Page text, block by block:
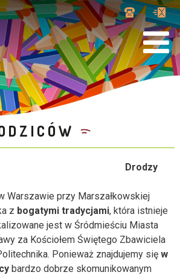
Warszawie przy Marszałkowskiej
z bogatymi tradycjami, która istnieje
jest w Śródmieściu Miasta
za Kościołem Świętego Zbawiciela
Ponieważ znajdujemy się w
bardzo dobrze skomunikowanym